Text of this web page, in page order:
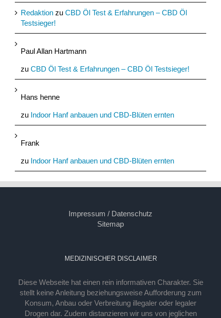
Redaktion zu CBD Öl Test & Erfahrungen – CBD Öl
Testsieger!
Paul Allan Hartmann
zu CBD Öl Test & Erfahrungen – CBD Öl Testsieger!
Hans henne
zu Indoor Hanf anbauen und CBD-Blüten ernten
Frank
zu Indoor Hanf anbauen und CBD-Blüten ernten
Impressum / Datenschutz
Sitemap
MEDIZINISCHER DISCLAIMER
Diese Webseite hat einen rein informativen Charakter. Sie
stellt keine Anleitung beziehungsweise Aufforderung zum
Konsum, Anbau oder Verbreitung illegaler oder legaler
Drogen dar. Zudem distanzieren wir uns von jeglichen